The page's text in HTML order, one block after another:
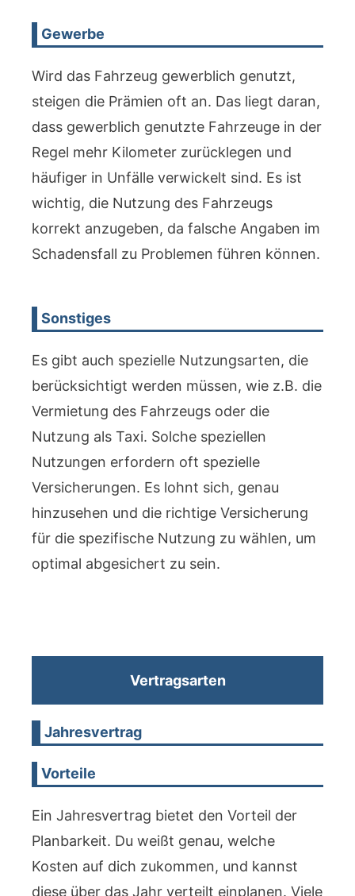
Gewerbe
Wird das Fahrzeug gewerblich genutzt,
steigen die Prämien oft an. Das liegt daran,
dass gewerblich genutzte Fahrzeuge in der
Regel mehr Kilometer zurücklegen und
häufiger in Unfälle verwickelt sind. Es ist
wichtig, die Nutzung des Fahrzeugs
korrekt anzugeben, da falsche Angaben im
Schadensfall zu Problemen führen können.
Sonstiges
Es gibt auch spezielle Nutzungsarten, die
berücksichtigt werden müssen, wie z.B. die
Vermietung des Fahrzeugs oder die
Nutzung als Taxi. Solche speziellen
Nutzungen erfordern oft spezielle
Versicherungen. Es lohnt sich, genau
hinzusehen und die richtige Versicherung
für die spezifische Nutzung zu wählen, um
optimal abgesichert zu sein.
Vertragsarten
Jahresvertrag
Vorteile
Ein Jahresvertrag bietet den Vorteil der
Planbarkeit. Du weißt genau, welche
Kosten auf dich zukommen, und kannst
diese über das Jahr verteilt einplanen. Viele